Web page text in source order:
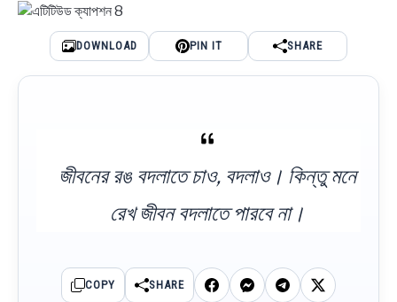
DOWNLOAD PIN IT SHARE
জীবনের রঙ বদলাতে চাও, বদলাও। কিন্তু মনে
রেখ জীবন বদলাতে পারবে না।
COPY SHARE